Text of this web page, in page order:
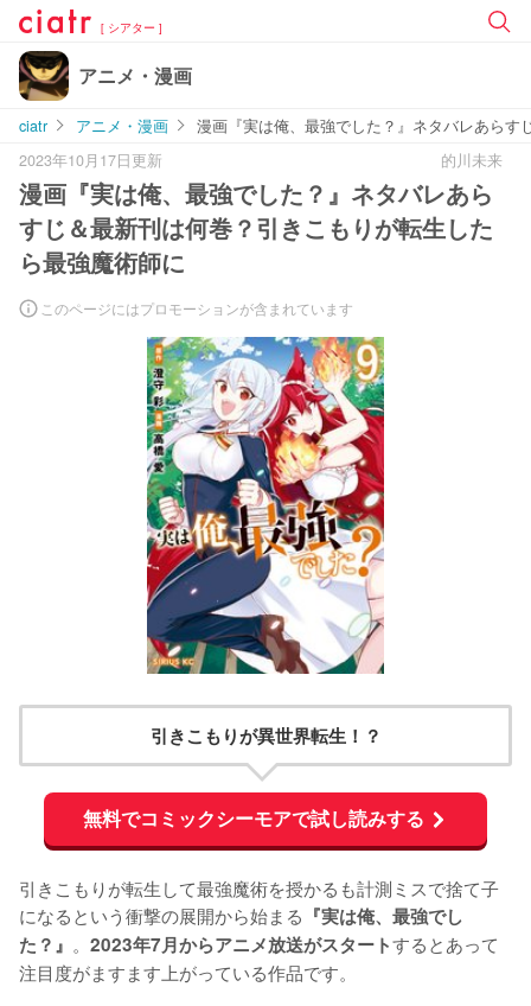
[ シアター ]
アニメ・漫画
ciatr アニメ・漫画
漫画『実は俺、最強でした？』ネタバレあら
2023年10月17日更新
的川未来
漫画『実は俺、最強でした？』ネタバレあら
すじ＆最新刊は何巻？引きこもりが転生した
ら最強魔術師に
このページにはプロモーションが含まれています
引きこもりが異世界転生！？
無料でコミックシーモアで試し読みする
引きこもりが転生して最強魔術を授かるも計測ミスで捨て子
になるという衝撃の展開から始まる 『実は俺、最強でし
た？』 。 2023年7月からアニメ放送がスタートするとあって
注目度がますます上がっている作品です。